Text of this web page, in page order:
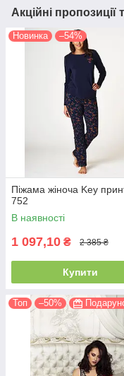
Акційні пропозиції
Новинка –54%
Піжама жіноча Key
752
В наявності
1 097,10 ₴ 2 385 ₴
Купити
Топ –50%